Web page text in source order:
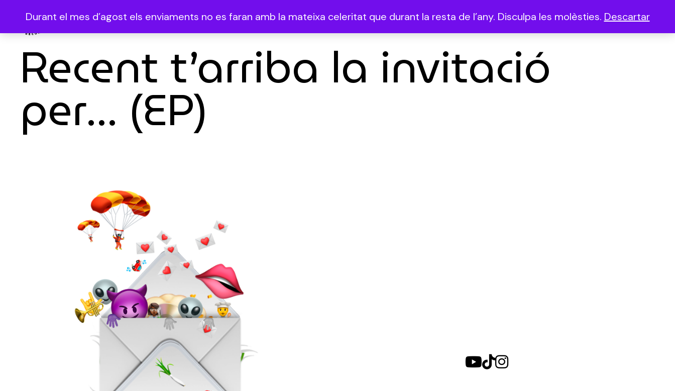
(0)
Recent t’arriba la invitació
per… (EP)
Durant el mes d’agost els enviaments no es faran amb la mateixa celeritat que durant la resta de l’any. Disculpa les molèsties. Descartar